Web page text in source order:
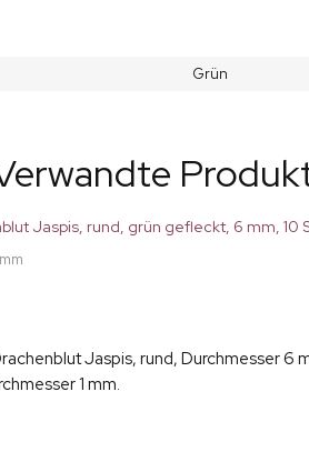
Grün
Jaspis, rund, grün gefleckt, 6 mm, 10
Jaspis, rund, Durchmesser 6
1 mm.